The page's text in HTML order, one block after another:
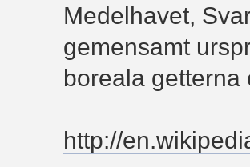
Medelhavet,
gemensamt
boreala getterna
http://